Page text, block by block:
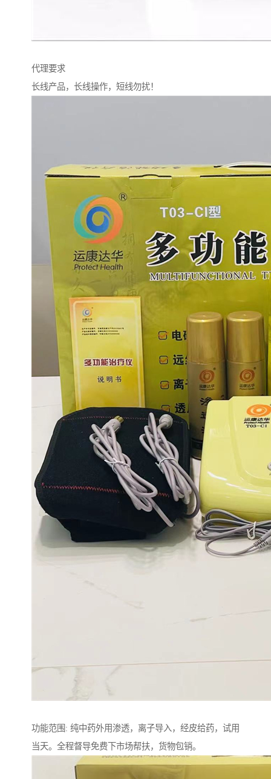
代理要求
长线产品，长线操作，短线勿扰！
功能范围: 纯中药外用渗透，离子导入，经皮给药，试用
当天。全程督导免费下市场帮扶，货物包销。